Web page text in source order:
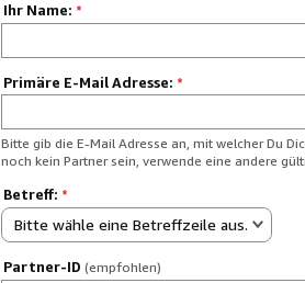
Ihr Name: *
Primäre E-Mail Adresse: *
Bitte gib die E-Mail Adresse an, mit welcher Du
noch kein Partner sein, verwende eine andere
Betreff: *
Bitte wähle eine Betreffzeile aus.
Partner-ID (empfohlen)